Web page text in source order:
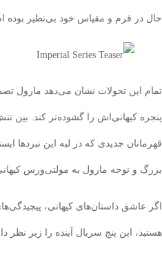
فرم و مقیاس خود بی‌نظیر بوده است.
تحولات نشان می‌دهد مارول تصمیم
کیهانی‌اش را گشوده‌تر کند. بین
جدیدی که در لبه این نبردها
توجه مارول به مولتی‌ورس کیهانی را
داستان‌های کیهانی، پیچیدگی‌های
این پنج سریال آینده را زیر نظر داشته